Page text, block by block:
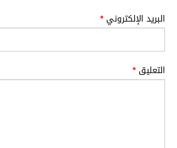
البريد الإلكتروني*
التعليق*